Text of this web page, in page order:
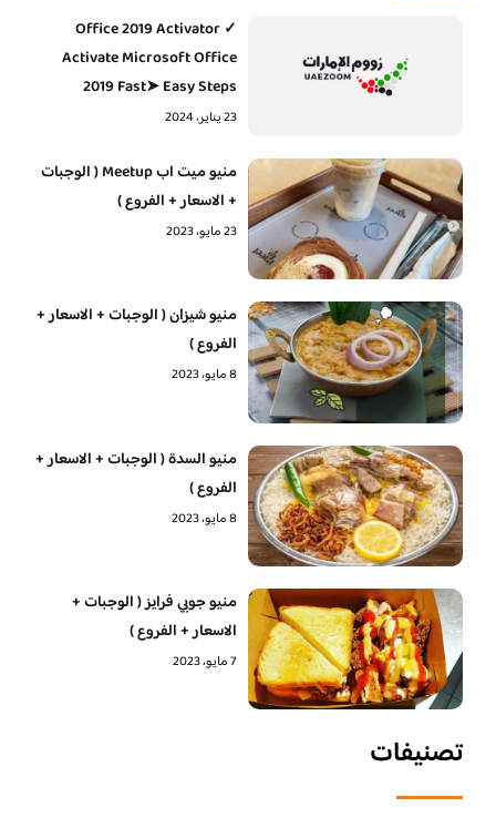
Office 2019 Activator ✓
Activate Microsoft Office
2019 Fast➤ Easy Steps
23 يناير، 2024
منيو ميت اب Meetup ( الوجبات
+ الاسعار + الفروع )
23 مايو، 2023
منيو شيزان ( الوجبات + الاسعار +
الفروع )
8 مايو، 2023
منيو السدة ( الوجبات + الاسعار +
الفروع )
8 مايو، 2023
منيو جوبي فرايز ( الوجبات +
الاسعار + الفروع )
7 مايو، 2023
تصنيفات